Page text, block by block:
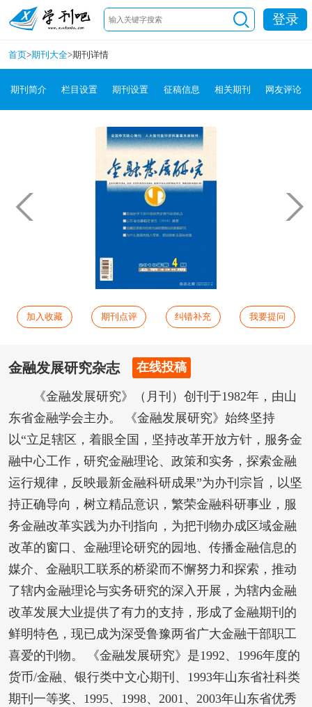
登录
首页>期刊大全>期刊详情
期刊简介 栏目设置 期刊设置 征稿信息 相关期刊 网友评论
加入收藏 期刊点评 纠错补充 我要提问
金融发展研究杂志 在线投稿
《金融发展研究》（月刊）创刊于1982年，由山
东省金融学会主办。 《金融发展研究》始终坚持
以“立足辖区，着眼全国，坚持改革开放方针，服务金
融中心工作，研究金融理论、政策和实务，探索金融
运行规律，反映最新金融科研成果”为办刊宗旨，以坚
持正确导向，树立精品意识，繁荣金融科研事业，服
务金融改革实践为办刊指向，为把刊物办成区域金融
改革的窗口、金融理论研究的园地、传播金融信息的
媒介、金融职工联系的桥梁而不懈努力和探索，推动
了辖内金融理论与实务研究的深入开展，为辖内金融
改革发展大业提供了有力的支持，形成了金融期刊的
鲜明特色，现已成为深受鲁豫两省广大金融干部职工
喜爱的刊物。 《金融发展研究》是1992、1996年度的
货币/金融、银行类中文心期刊、1993年山东省社科类
期刊一等奖、1995、1998、2001、2003年山东省优秀